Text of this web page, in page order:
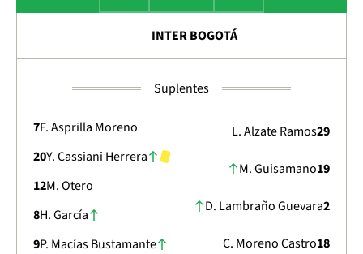
INTER BOGOTÁ
Suplentes
7F. Asprilla Moreno
20Y. Cassiani Herrera
12M. Otero
8H. García
9P. Macías Bustamante
29
L. Alzate Ramos
19
M. Guisamano
2
D. Lambraño Guevara
18
C. Moreno Castro